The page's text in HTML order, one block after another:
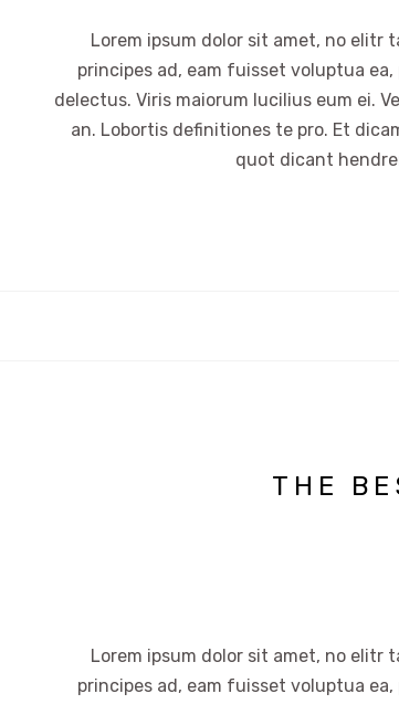
Lorem ipsum dolor sit amet, no elitr
principes ad, eam fuisset voluptua
delectus. Viris maiorum lucilius eum ei.
an. Lobortis definitiones te pro. Et
quot dicant
THE
Lorem ipsum dolor sit amet, no elitr
principes ad, eam fuisset voluptua